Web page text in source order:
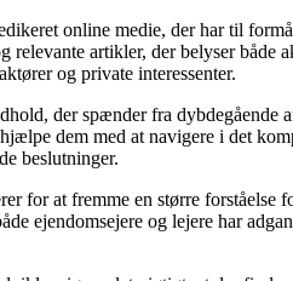
online medie, der har til
relevante artikler, der belyser
og private interessenter.
der spænder fra dybdegående
dem med at navigere i det
beslutninger.
for at fremme en større
ejendomsejere og lejere har